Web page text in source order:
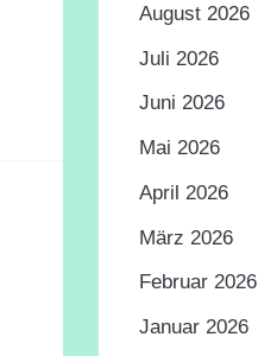
August 2026
Juli 2026
Juni 2026
Mai 2026
April 2026
März 2026
Februar 2026
Januar 2026